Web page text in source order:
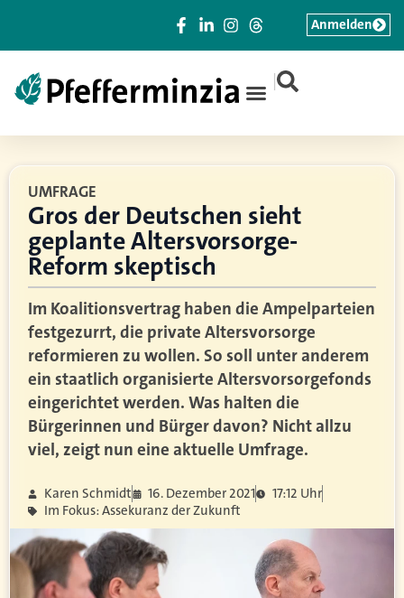
|
Anmelden
UMFRAGE
Gros der Deutschen sieht
geplante Altersvorsorge-
Reform skeptisch
Im Koalitionsvertrag haben die Ampelparteien
festgezurrt, die private Altersvorsorge
reformieren zu wollen. So soll unter anderem
ein staatlich organisierte Altersvorsorgefonds
eingerichtet werden. Was halten die
Bürgerinnen und Bürger davon? Nicht allzu
viel, zeigt nun eine aktuelle Umfrage.
Karen Schmidt 16. Dezember 2021
17:12 Uhr
Im Fokus: Assekuranz der Zukunft